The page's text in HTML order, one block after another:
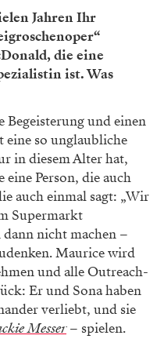
Jahren Ihr
die eine
ist. Was
und einen
eine so un­glaubliche
in diesem Alter hat,
Person, die auch
auch einmal sagt: „Wir
Super­markt
dann nicht machen –
Maurice wird
und alle Outreach­-
Er und Sona haben
verliebt, und sie
Messer– spielen.